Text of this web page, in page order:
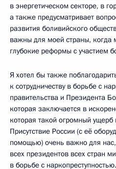
в энергетическом секторе, в
а также предусматривает
развития боливийского
важны для моей страны, когда
глубокие реформы с участием
Я хотел бы также
к сотрудничеству в борьбе с
правительства и Президента
которая заключается в
которая такой огромный ущерб
Присутствие России (с её
помощью) очень важно для
всех президентов всех стран
в борьбе с наркопреступностью.